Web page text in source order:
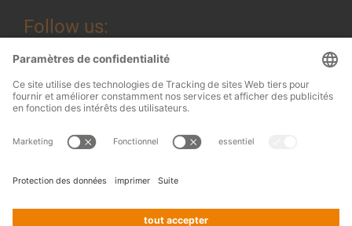
Follow us:
Mentions légales
Terms and conditions of assembly
Regalanlagen